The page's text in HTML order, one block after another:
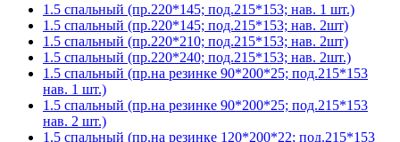
1.5 спальный (пр.220*145; под.215*153; нав. 1 шт.)
1.5 спальный (пр.220*145; под.215*153; нав. 2шт)
1.5 спальный (пр.220*210; под.215*153; нав. 2шт)
1.5 спальный (пр.220*240; под.215*153; нав. 2шт.)
1.5 спальный (пр.на резинке 90*200*25; под.215*153
нав. 1 шт.)
1.5 спальный (пр.на резинке 90*200*25; под.215*153
нав. 2 шт.)
1.5 спальный (пр.на резинке 120*200*22; под.215*153